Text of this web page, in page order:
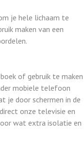
je hele lichaam te
maken van een
of gebruik te maken
mobiele telefoon
je door schermen in de
onze televisie en
wat extra isolatie en